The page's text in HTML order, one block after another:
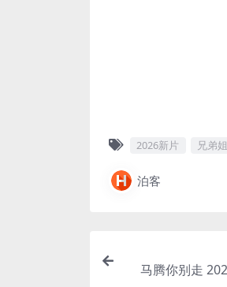
2026新片 兄弟
泊客
马腾你别走